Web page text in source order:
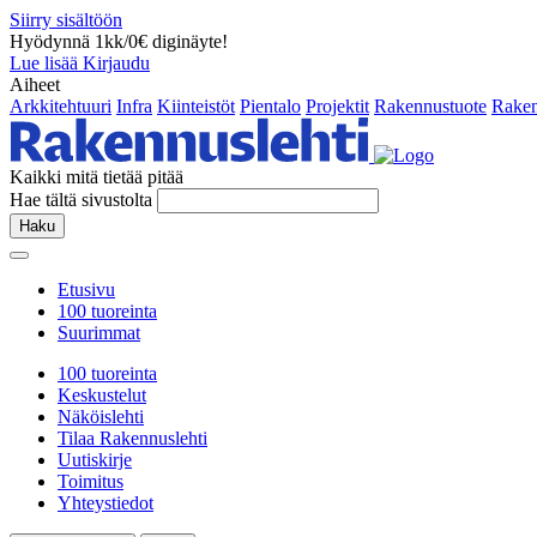
Siirry sisältöön
Hyödynnä 1kk/0€ diginäyte!
Lue lisää Kirjaudu
Aiheet
Arkkitehtuuri Infra Kiinteistöt Pientalo Projektit Rakennustuote
Kaikki mitä tietää pitää
Hae tältä sivustolta
Haku
Etusivu
100 tuoreinta
Suurimmat
100 tuoreinta
Keskustelut
Näköislehti
Tilaa Rakennuslehti
Uutiskirje
Toimitus
Yhteystiedot